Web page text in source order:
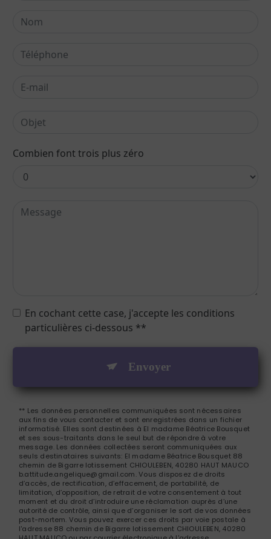
Combien font trois plus zéro
En cochant cette case, j'accepte les conditions
particulières ci-dessous **
Envoyer
** Les données personnelles communiquées sont nécessaires
aux fins de vous contacter et sont enregistrées dans un fichier
informatisé. Elles sont destinées à El madame Béatrice Bousquet
et ses sous-traitants dans le seul but de répondre à votre
message. Les données collectées seront communiquées aux
seuls destinataires suivants: El madame Béatrice Bousquet 88
chemin de Bigarre lotissement CHIOULEBEN, 40280 HAUT MAUCO
b.attitude.angelique@gmail.com. Vous disposez de droits
d’accès, de rectification, d’effacement, de portabilité, de
limitation, d’opposition, de retrait de votre consentement à tout
moment et du droit d’introduire une réclamation auprès d’une
autorité de contrôle, ainsi que d’organiser le sort de vos données
post-mortem. Vous pouvez exercer ces droits par voie postale à
l'adresse 88 chemin de Bigarre lotissement CHIOULEBEN, 40280